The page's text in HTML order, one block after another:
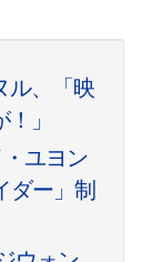
ル、「映
」
・ユヨン
ダー」制